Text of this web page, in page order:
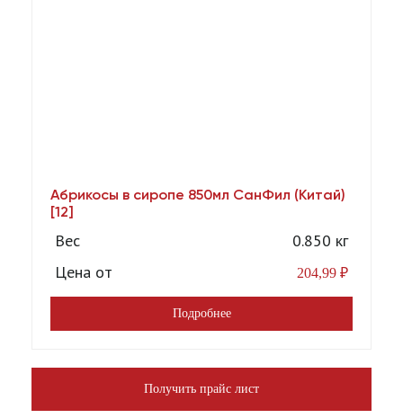
Абрикосы в сиропе 850мл СанФил (Китай)
[12]
Вес
0.850 кг
Цена от
204,99 ₽
Подробнее
Получить прайс лист